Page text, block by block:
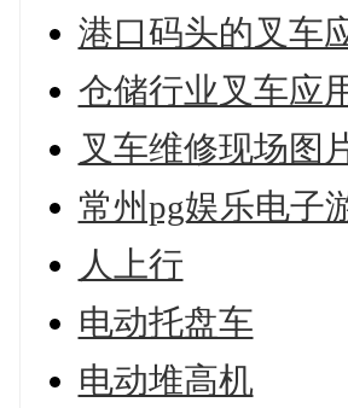
港口码头的叉车
仓储行业叉车应
叉车维修现场图
常州pg娱乐电子
人上行
电动托盘车
电动堆高机